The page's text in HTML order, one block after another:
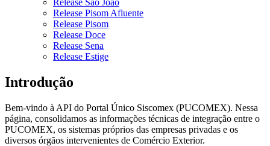
Release São João
Release Pisom Afluente
Release Pisom
Release Doce
Release Sena
Release Estige
Introdução
Bem-vindo à API do Portal Único Siscomex (PUCOMEX). Nessa
página, consolidamos as informações técnicas de integração entre o
PUCOMEX, os sistemas próprios das empresas privadas e os
diversos órgãos intervenientes de Comércio Exterior.